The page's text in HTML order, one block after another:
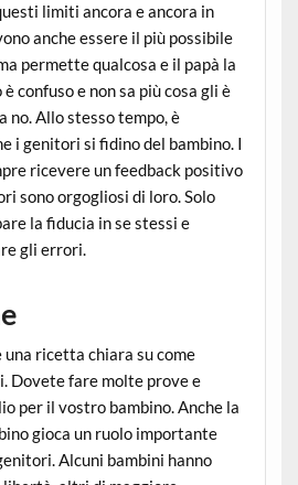
limiti ancora e ancora in
anche essere il più possibile
permette qualcosa e il papà la
confuso e non sa più cosa gli è
no. Allo stesso tempo, è
i genitori si fidino del bambino. I
ricevere un feedback positivo
sono orgogliosi di loro. Solo
la fiducia in se stessi e
gli errori.
ricetta chiara su come
Dovete fare molte prove e
per il vostro bambino. Anche la
gioca un ruolo importante
Alcuni bambini hanno